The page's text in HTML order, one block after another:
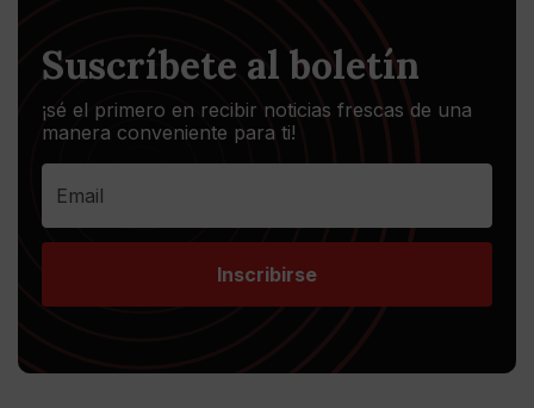
Suscríbete al boletín
¡sé el primero en recibir noticias frescas de una
manera conveniente para ti!
Inscribirse